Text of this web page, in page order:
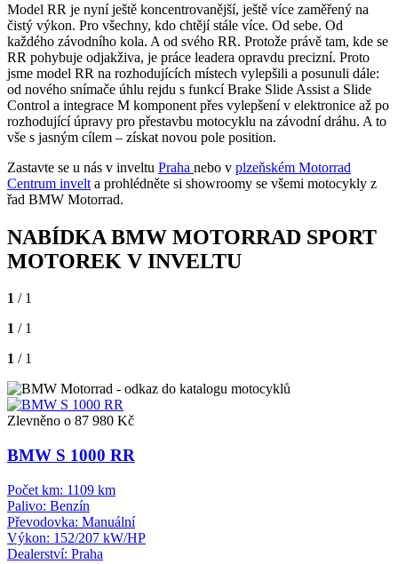
Model RR je nyní ještě koncentrovanější, ještě více zaměřený na
čistý výkon. Pro všechny, kdo chtějí stále více. Od sebe. Od
každého závodního kola. A od svého RR. Protože právě tam, kde se
RR pohybuje odjakživa, je práce leadera opravdu precizní. Proto
jsme model RR na rozhodujících místech vylepšili a posunuli dále:
od nového snímače úhlu rejdu s funkcí Brake Slide Assist a Slide
Control a integrace M komponent přes vylepšení v elektronice až po
rozhodující úpravy pro přestavbu motocyklu na závodní dráhu. A to
vše s jasným cílem – získat novou pole position.
Zastavte se u nás v inveltu Praha nebo v plzeňském Motorrad
Centrum invelt a prohlédněte si showroomy se všemi motocykly z
řad BMW Motorrad.
NABÍDKA BMW MOTORRAD SPORT
MOTOREK V INVELTU
1 / 1
1 / 1
1 / 1
Zlevněno o 87 980 Kč
BMW S 1000 RR
Počet km: 1109 km
Palivo: Benzín
Převodovka: Manuální
Výkon: 152/207 kW/HP
Dealerství: Praha